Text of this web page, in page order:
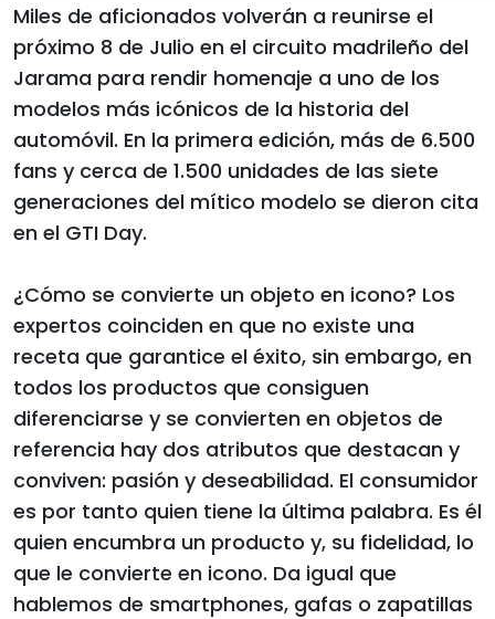
Miles de aficionados volverán a reunirse el
próximo 8 de Julio en el circuito madrileño del
Jarama para rendir homenaje a uno de los
modelos más icónicos de la historia del
automóvil. En la primera edición, más de 6.500
fans y cerca de 1.500 unidades de las siete
generaciones del mítico modelo se dieron cita
en el GTI Day.
¿Cómo se convierte un objeto en icono? Los
expertos coinciden en que no existe una
receta que garantice el éxito, sin embargo, en
todos los productos que consiguen
diferenciarse y se convierten en objetos de
referencia hay dos atributos que destacan y
conviven: pasión y deseabilidad. El consumidor
es por tanto quien tiene la última palabra. Es él
quien encumbra un producto y, su fidelidad, lo
que le convierte en icono. Da igual que
hablemos de smartphones, gafas o zapatillas